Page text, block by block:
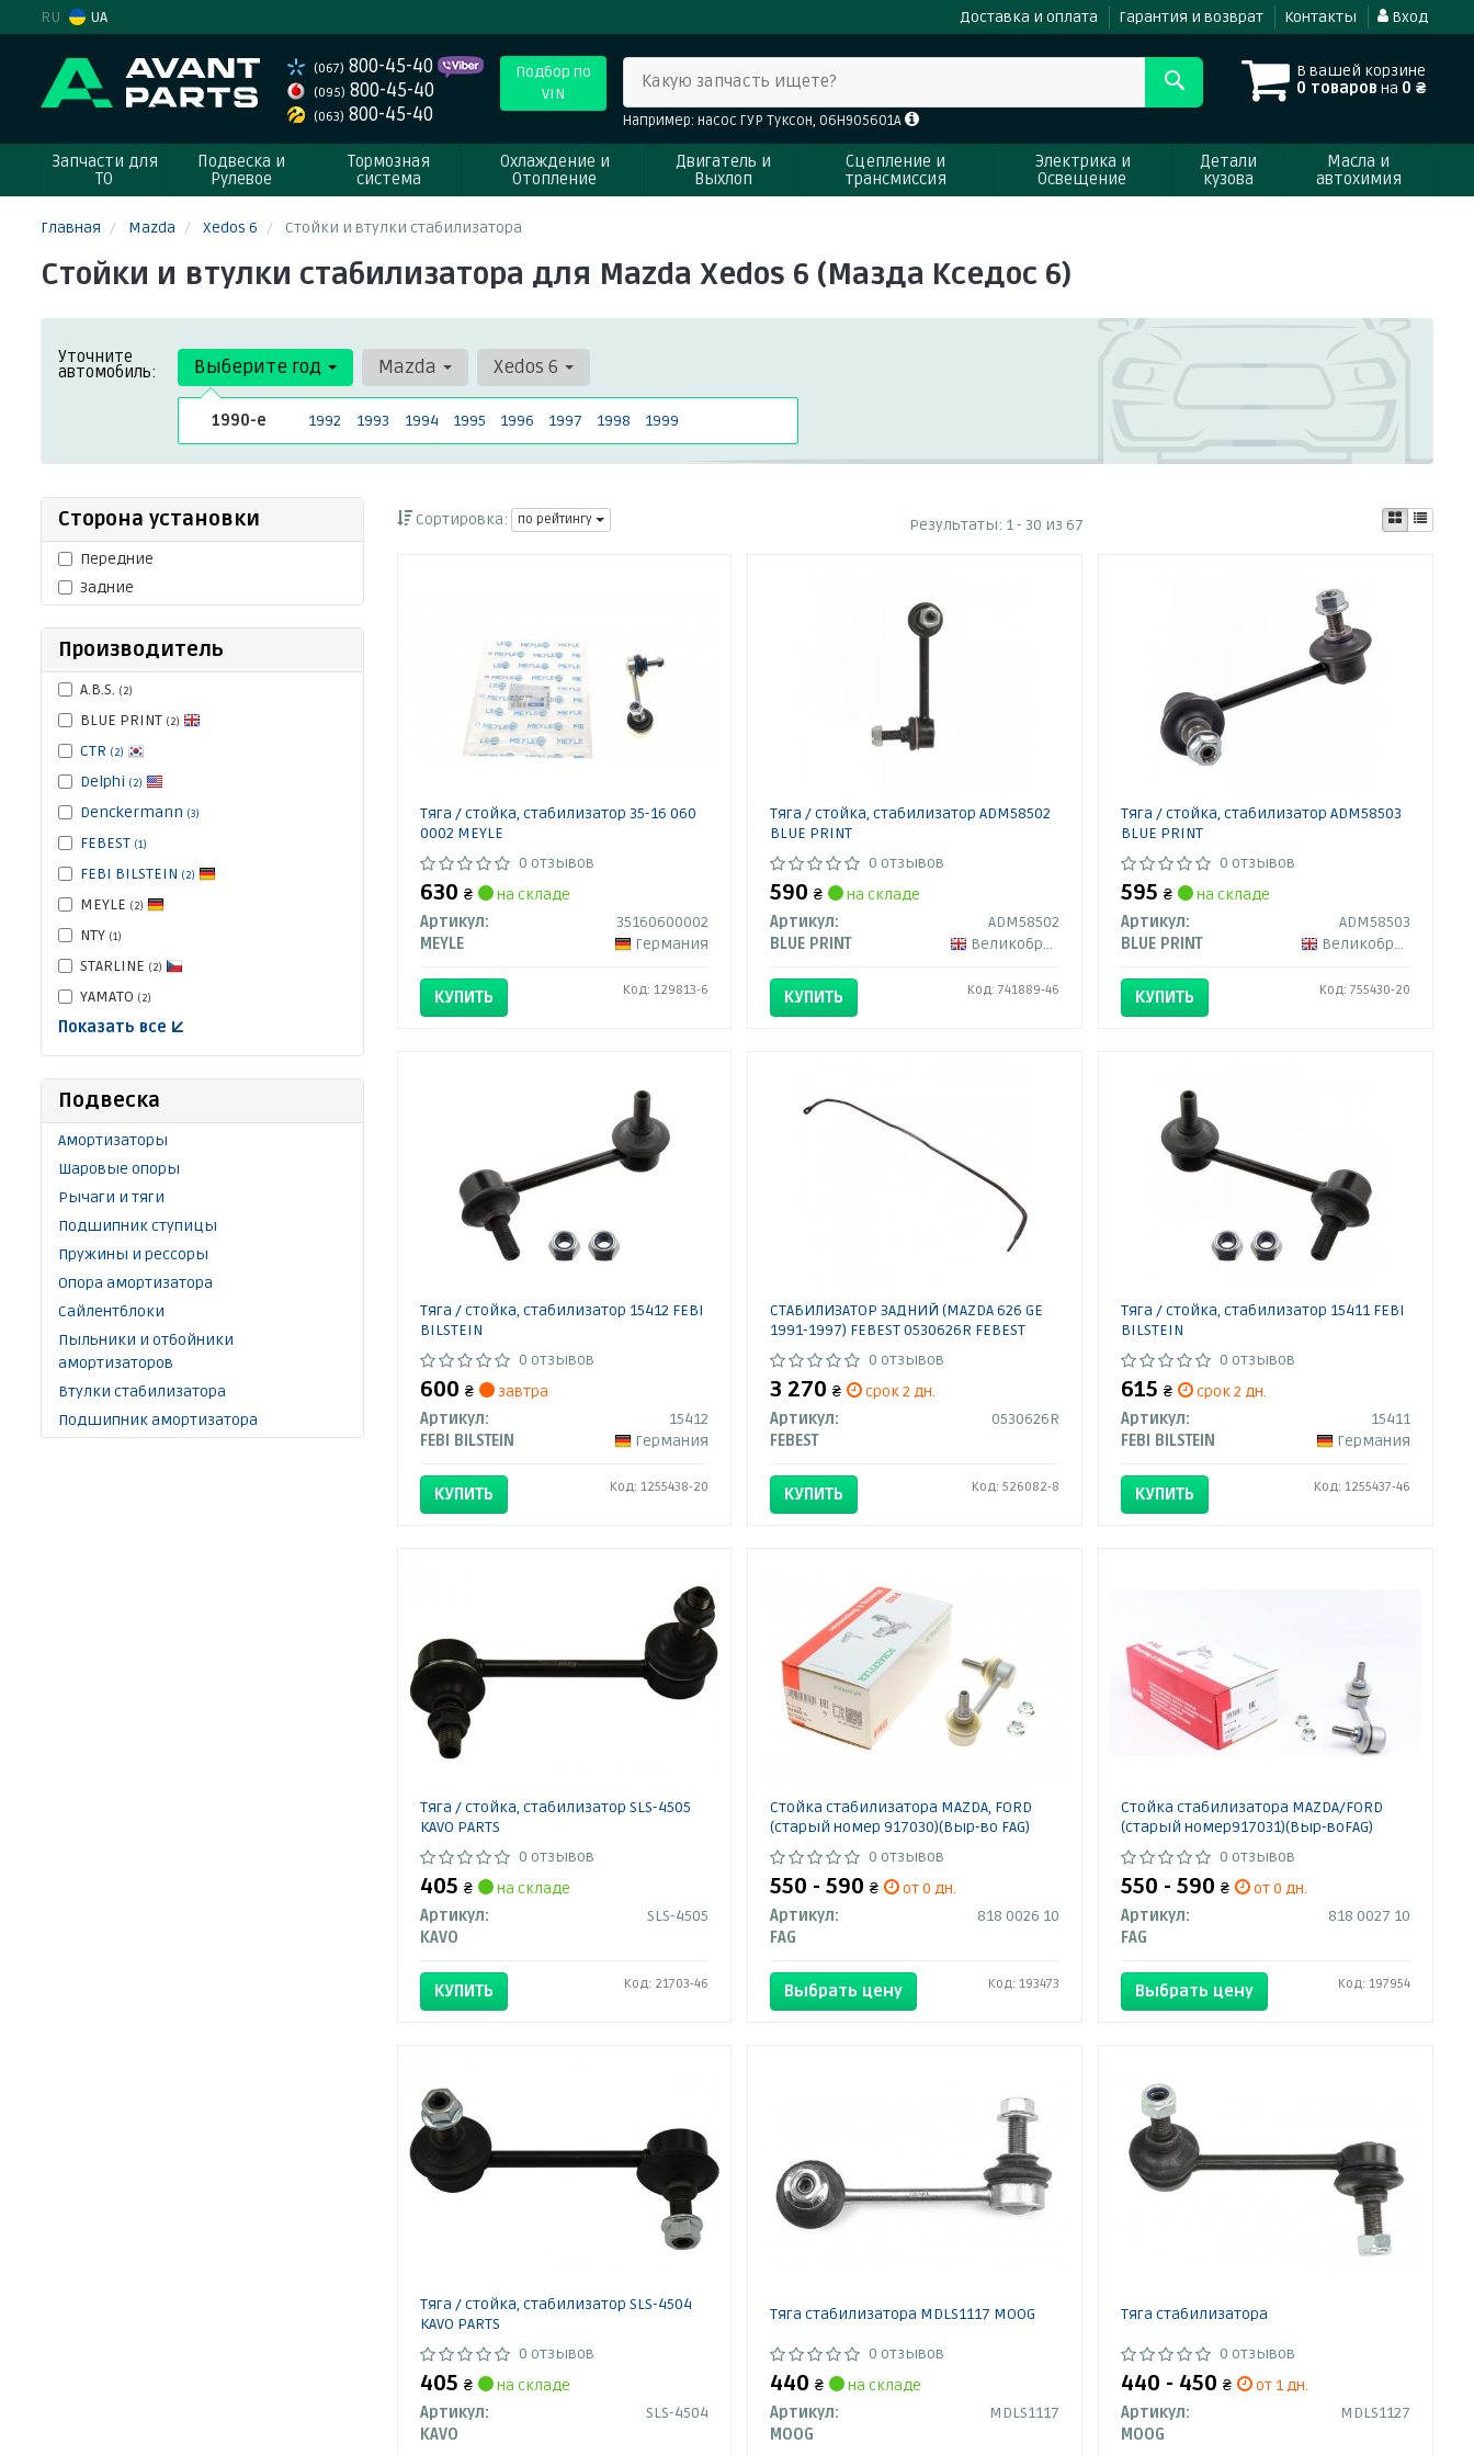
RU UA Доставка и оплата Гарантия и возврат Контакты Вход
(067) 800-45-40
(095) 800-45-40
(063) 800-45-40
Подбор по
VIN
В вашей корзине
0 товаров на 0 ₴
Какую запчасть ищете?
Например: насос ГУР Туксон, 06H905601A
Запчасти для
ТО
Подвеска и
Рулевое
Тормозная
система
Охлаждение и
Отопление
Двигатель и
Выхлоп
Сцепление и
трансмиссия
Электрика и
Освещение
Детали
кузова
Масла и
автохимия
Главная Mazda Xedos 6 Стойки и втулки стабилизатора
Стойки и втулки стабилизатора для Mazda Xedos 6 (Мазда Кседос 6)
Уточните
автомобиль: Выберите год
1990-е 1992 1993 1994 1995 1996 1997 1998 1999
Mazda Xedos 6
Сторона установки
Передние
Задние
Производитель
A.B.S. (2)
BLUE PRINT (2)
CTR (2)
Delphi (2)
Denckermann (3)
FEBEST (1)
FEBI BILSTEIN (2)
MEYLE (2)
NTY (1)
STARLINE (2)
YAMATO (2)
Показать все ↓
Подвеска
Амортизаторы
Шаровые опоры
Рычаги и тяги
Подшипник ступицы
Пружины и рессоры
Опора амортизатора
Сайлентблоки
Пыльники и отбойники
амортизаторов
Втулки стабилизатора
Подшипник амортизатора
Сортировка: по рейтингу Результаты: 1 - 30 из 67
Тяга / стойка, стабилизатор 35-16 060
0002 MEYLE
0 отзывов
630 ₴
на складе
Артикул:
35160600002
MEYLE
Германия
КУПИТЬ Код: 129813-6
Тяга / стойка, стабилизатор ADM58502
BLUE PRINT
0 отзывов
590₴
на складе
Артикул:
ADM58502
BLUE PRINT
Великобритания
КУПИТЬ Код: 741889-46
Тяга / стойка, стабилизатор ADM58503
BLUE PRINT
0 отзывов
595₴
на складе
Артикул:
ADM58503
BLUE PRINT
Великобритания
КУПИТЬ Код: 755430-20
Тяга / стойка, стабилизатор 15412 FEBI
BILSTEIN
0 отзывов
600 ₴
завтра
Артикул:
15412
FEBI BILSTEIN
Германия
КУПИТЬ Код: 1255438-20
СТАБИЛИЗАТОР ЗАДНИЙ (MAZDA 626 GE
1991-1997) FEBEST 0530626R FEBEST
0 отзывов
3 270₴
срок 2 дн.
Артикул:
0530626R
FEBEST
КУПИТЬ Код: 526082-8
Тяга / стойка, стабилизатор 15411 FEBI
BILSTEIN
0 отзывов
615₴
срок 2 дн.
Артикул:
15411
FEBI BILSTEIN
Германия
КУПИТЬ Код: 1255437-46
Тяга / стойка, стабилизатор SLS-4505
KAVO PARTS
0 отзывов
405 ₴
на складе
Артикул:
SLS-4505
KAVO
КУПИТЬ Код: 21703-46
Стойка стабилизатора MAZDA, FORD
(старый номер 917030)(Выр-во FAG)
0 отзывов
550 - 590₴
от 0 дн.
Артикул:
818 0026 10
FAG
Выбрать цену Код: 193473
Стойка стабилизатора MAZDA/FORD
(старый номер917031)(Выр-воFAG)
0 отзывов
550 - 590₴
от 0 дн.
Артикул:
818 0027 10
FAG
Выбрать цену Код: 197954
Тяга / стойка, стабилизатор SLS-4504
KAVO PARTS
0 отзывов
405 ₴
на складе
Артикул:
SLS-4504
KAVO
Тяга стабилизатора MDLS1117 MOOG
0 отзывов
440₴
на складе
Артикул:
MDLS1117
MOOG
Тяга стабилизатора
0 отзывов
440 - 450₴
от 1 дн.
Артикул:
MDLS1127
MOOG